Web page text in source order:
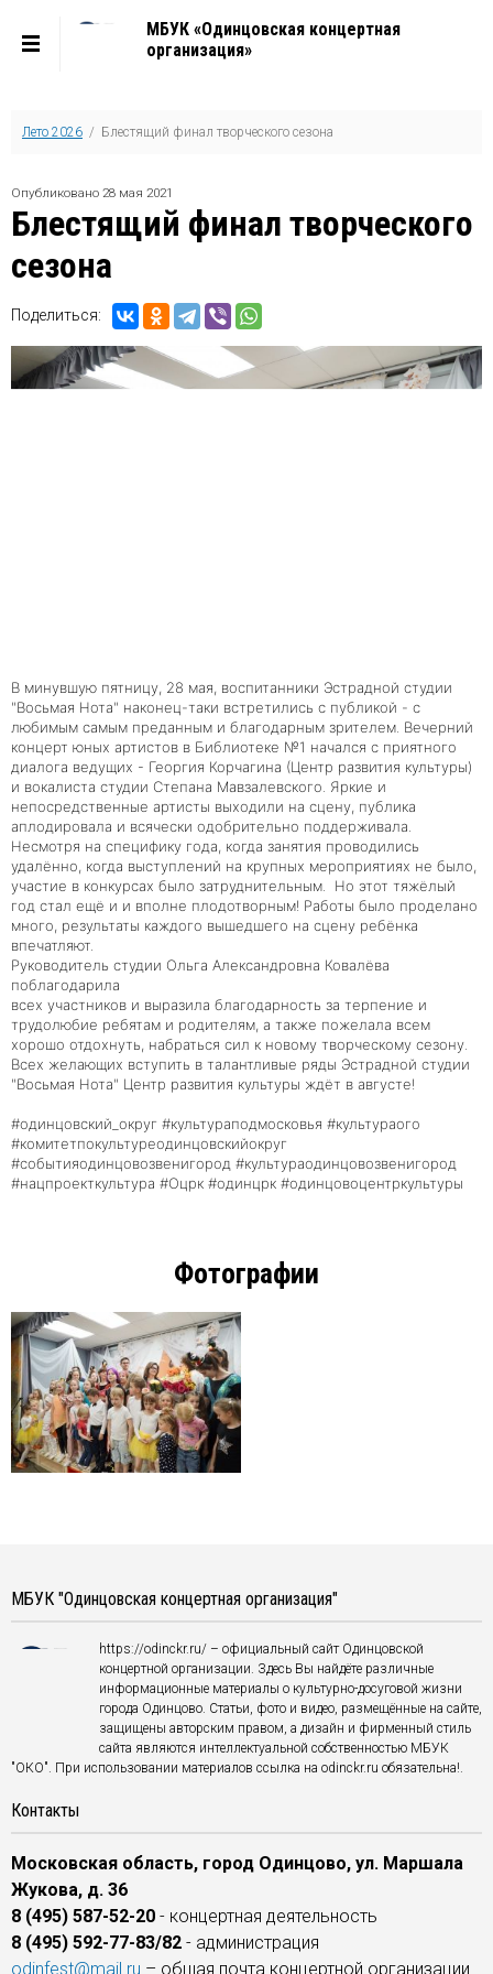
МБУК «Одинцовская концертная
организация»
Лето 2026 / Блестящий финал творческого сезона
Опубликовано 28 мая 2021
Блестящий финал творческого
сезона
Поделиться:
В минувшую пятницу, 28 мая, воспитанники Эстрадной студии
"Восьмая Нота" наконец-таки встретились с публикой - с
любимым самым преданным и благодарным зрителем. Вечерний
концерт юных артистов в Библиотеке №1 начался с приятного
диалога ведущих - Георгия Корчагина (Центр развития культуры)
и вокалиста студии Степана Мавзалевского. Яркие и
непосредственные артисты выходили на сцену, публика
аплодировала и всячески одобрительно поддерживала.
Несмотря на специфику года, когда занятия проводились
удалённо, когда выступлений на крупных мероприятиях не было,
участие в конкурсах было затруднительным. Но этот тяжёлый
год стал ещё и и вполне плодотворным! Работы было проделано
много, результаты каждого вышедшего на сцену ребёнка
впечатляют.
Руководитель студии Ольга Александровна Ковалёва
поблагодарила
всех участников и выразила благодарность за терпение и
трудолюбие ребятам и родителям, а также пожелала всем
хорошо отдохнуть, набраться сил к новому творческому сезону.
Всех желающих вступить в талантливые ряды Эстрадной студии
"Восьмая Нота" Центр развития культуры ждёт в августе!
#одинцовский_округ #культураподмосковья #культураого
#комитетпокультуреодинцовскийокруг
#событияодинцовозвенигород #культураодинцовозвенигород
#нацпроекткультура #Оцрк #одинцрк #одинцовоцентркультуры
Фотографии
МБУК "Одинцовская концертная организация"
https://odinckr.ru/ – официальный сайт Одинцовской
концертной организации. Здесь Вы найдёте различные
информационные материалы о культурно-досуговой жизни
города Одинцово. Статьи, фото и видео, размещённые на сайте,
защищены авторским правом, а дизайн и фирменный стиль
сайта являются интеллектуальной собственностью МБУК
"ОКО". При использовании материалов ссылка на odinckr.ru обязательна!.
Контакты
Московская область, город Одинцово, ул. Маршала
Жукова, д. 36
8 (495) 587-52-20 - концертная деятельность
8 (495) 592-77-83/82 - администрация
odinfest@mail.ru – общая почта концертной организации